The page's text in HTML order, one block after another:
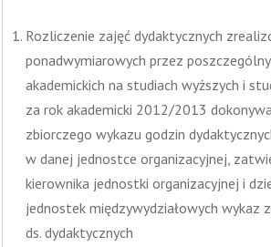
Rozliczenie zajęć dydaktycznych
ponadwymiarowych przez
akademickich na studiach wyższych i
za rok akademicki 2012/2013
zbiorczego wykazu godzin
w danej jednostce organizacyjnej,
kierownika jednostki organizacyjnej i
jednostek międzywydziałowych wykaz
ds. dydaktycznych